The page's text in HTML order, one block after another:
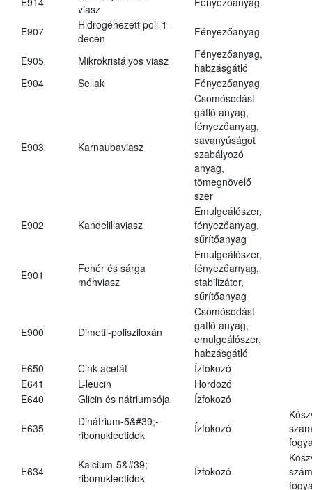
viasz
E907
Hidrogénezett poli-1-
decén
Fényezőanyag
E905 Mikrokristályos viasz
Fényezőanyag,
habzásgátló
E904
Sellak Fényezőanyag
E903 Karnaubaviasz
Csomósodást
gátló anyag,
fényezőanyag,
savanyúságot
szabályozó
anyag,
tömegnövelő
szer
E902 Kandelillaviasz
Emulgeálószer,
fényezőanyag,
sűrítőanyag
E901
Fehér és sárga
méhviasz
Emulgeálószer,
fényezőanyag,
stabilizátor,
sűrítőanyag
E900 Dimetil-polisziloxán
Csomósodást
gátló anyag,
emulgeálószer,
habzásgátló
E650
Cink-acetát
Ízfokozó
E641
L-leucin
Hordozó
E640
Glicin és nátriumsója Ízfokozó
E635
Dinátrium-5&#39;-
ribonukleotidok
Ízfokozó
E634
Kalcium-5&#39;-
ribonukleotidok
Ízfokozó